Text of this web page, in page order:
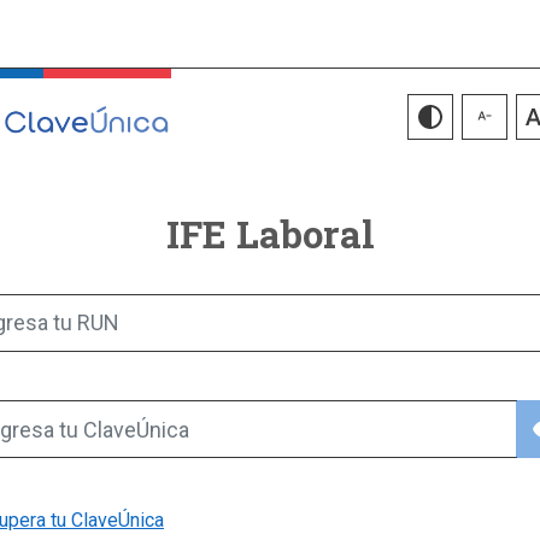
IFE Laboral
tu RUN
tu ClaveÚnica
tu ClaveÚnica